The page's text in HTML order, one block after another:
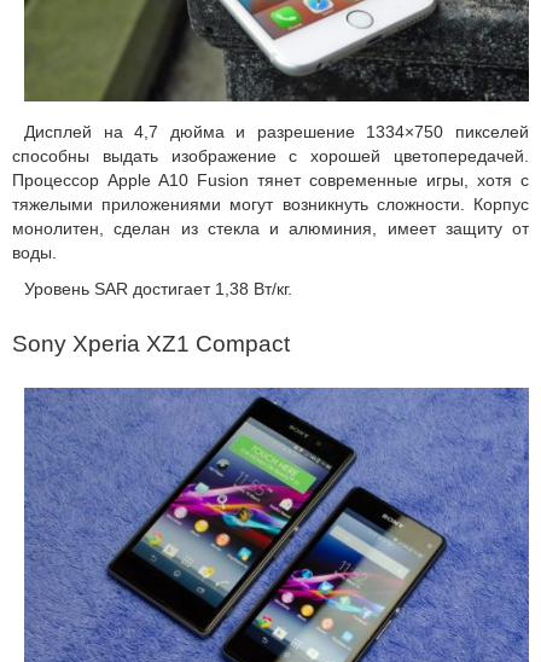
Дисплей на 4,7 дюйма и разрешение 1334×750 пикселей
способны выдать изображение с хорошей цветопередачей.
Процессор Apple A10 Fusion тянет современные игры, хотя с
тяжелыми приложениями могут возникнуть сложности. Корпус
монолитен, сделан из стекла и алюминия, имеет защиту от
воды.
Уровень SAR достигает 1,38 Вт/кг.
Sony Xperia XZ1 Compact